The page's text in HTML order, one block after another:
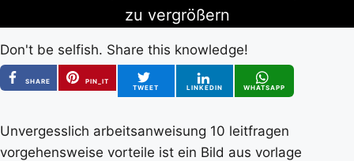
zu vergrößern
Don't be selfish. Share this knowledge!
SHARE
PIN_IT
TWEET
LINKEDIN WHATSAPP
Unvergesslich arbeitsanweisung 10 leitfragen
vorgehensweise vorteile ist ein Bild aus vorlage